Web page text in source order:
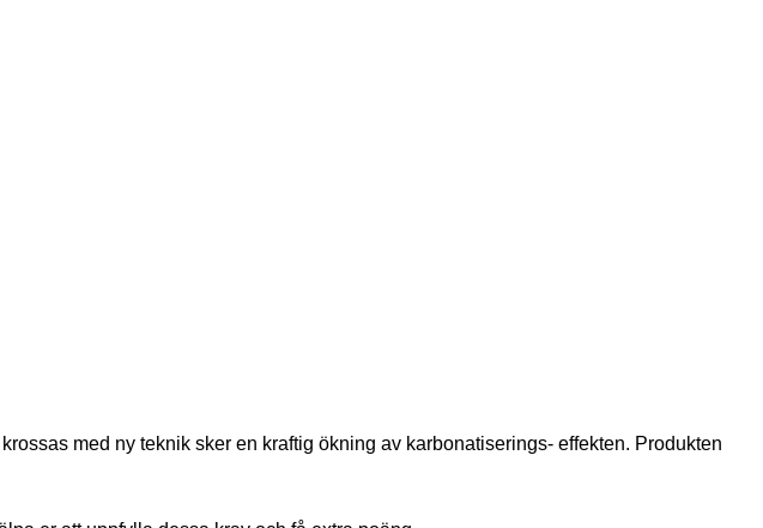
med ny teknik sker en kraftig ökning av karbonatiserings- effekten. Produkten